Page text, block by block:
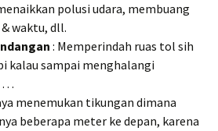
polusi udara, membuang
waktu, dll.
: Memperindah ruas tol sih
kalau sampai menghalangi
…
menemukan tikungan dimana
beberapa meter ke depan, karena